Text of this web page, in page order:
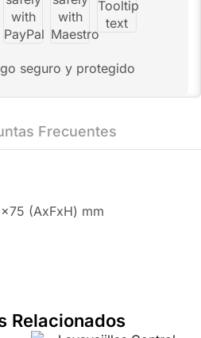
seguro y protegido
Frecuentes
(AxFxH) mm
Relacionados